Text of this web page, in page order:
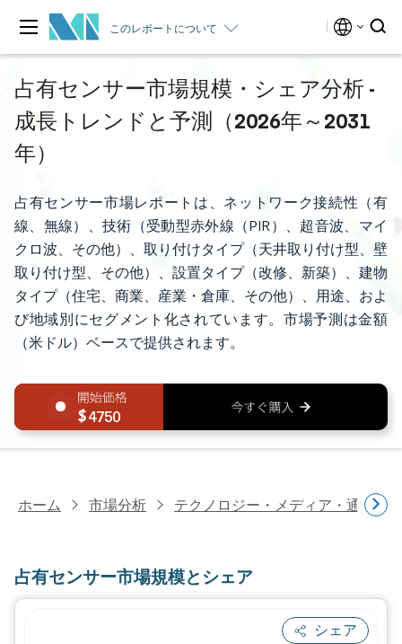
このレポートについて
占有センサー市場規模・シェア分析 -
成長トレンドと予測（2026年～2031
年）
占有センサー市場レポートは、ネットワーク接続性（有
線、無線）、技術（受動型赤外線（PIR）、超音波、マイ
クロ波、その他）、取り付けタイプ（天井取り付け型、壁
取り付け型、その他）、設置タイプ（改修、新築）、建物
タイプ（住宅、商業、産業・倉庫、その他）、用途、およ
び地域別にセグメント化されています。市場予測は金額
（米ドル）ベースで提供されます。
4750
ホーム 市場分析 テクノロジー・メディア・通信研
占有センサー市場規模とシェア
シェア